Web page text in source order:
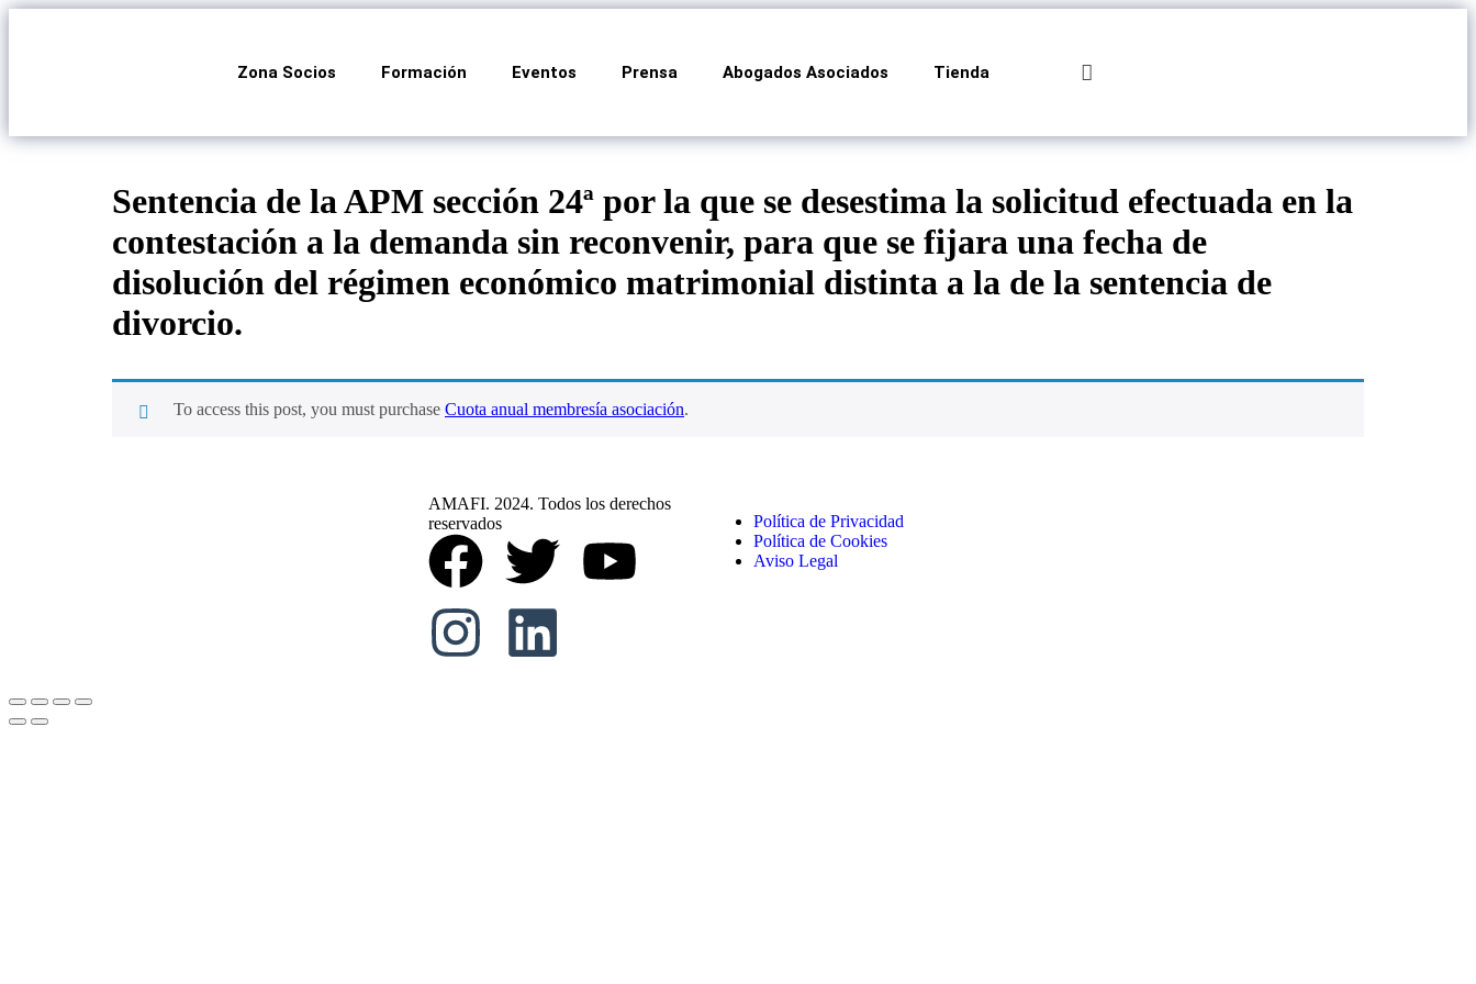
Zona Socios Formación Eventos Prensa Abogados Asociados Tienda
Sentencia de la APM sección 24ª por la que se desestima la solicitud efectuada en la
contestación a la demanda sin reconvenir, para que se fijara una fecha de
disolución del régimen económico matrimonial distinta a la de la sentencia de
divorcio.
To access this post, you must purchase Cuota anual membresía asociación.
AMAFI. 2024. Todos los derechos
reservados
Política de Privacidad
Política de Cookies
Aviso Legal